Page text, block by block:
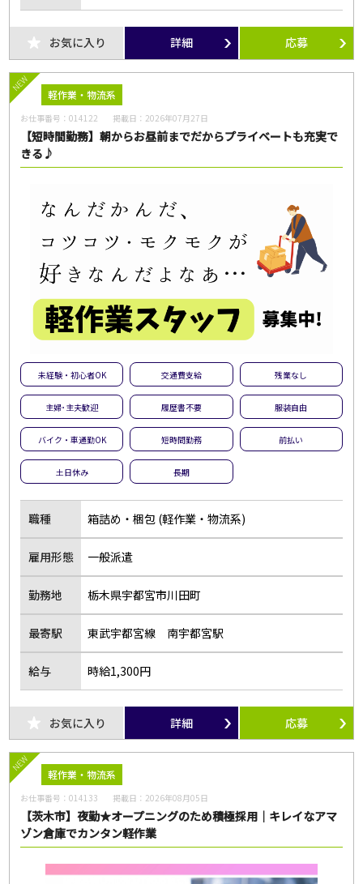
お気に入り 詳細 応募
NEW
軽作業・物流系
お仕事番号：014122 掲載日： 2026年07月27日
【短時間勤務】朝からお昼前までだからプライベートも充実で
きる♪
未経験・初心者OK 交通費支給 残業なし
主婦･主夫歓迎 履歴書不要 服装自由
バイク・車通勤OK 短時間勤務 前払い
土日休み 長期
職種 箱詰め・梱包 (軽作業・物流系)
雇用形態 一般派遣
勤務地 栃木県宇都宮市川田町
最寄駅 東武宇都宮線 南宇都宮駅
給与 時給1,300円
お気に入り 詳細 応募
NEW
軽作業・物流系
お仕事番号：014133 掲載日： 2026年08月05日
【茨木市】夜勤★オープニングのため積極採用｜キレイなアマ
ゾン倉庫でカンタン軽作業